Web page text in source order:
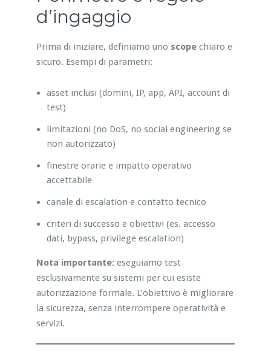
d’ingaggio
Prima di iniziare, definiamo uno scopechiaro e
sicuro. Esempi di parametri:
asset inclusi (domini, IP, app, API, account di
test)
limitazioni (no DoS, no social engineering se
non autorizzato)
finestre orarie e impatto operativo
accettabile
canale di escalation e contatto tecnico
criteri di successo e obiettivi (es. accesso
dati, bypass, privilege escalation)
Nota importante: eseguiamo test
esclusivamente su sistemi per cui esiste
autorizzazione formale. L’obiettivo è migliorare
la sicurezza, senza interrompere operatività e
servizi.